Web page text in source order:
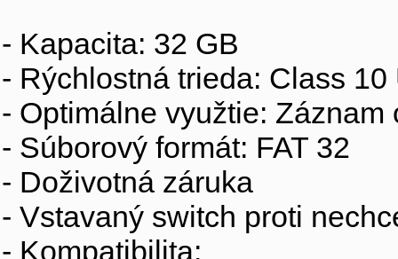
- Kapacita: 32 GB
- Rýchlostná trieda: Class
- Optimálne využtie:
- Súborový formát: FAT 32
- Doživotná záruka
- Vstavaný switch proti
- Kompatibilita: